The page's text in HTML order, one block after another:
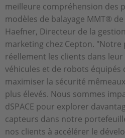
meilleure compréhension des
modèles de balayage MMT®
Haefner, Directeur de la
marketing chez Cepton.
réellement les clients dans
véhicules et de robots équipés
maximiser la sécurité
plus élevés. Nous sommes
dSPACE pour explorer
capteurs dans notre
nos clients à accélérer le